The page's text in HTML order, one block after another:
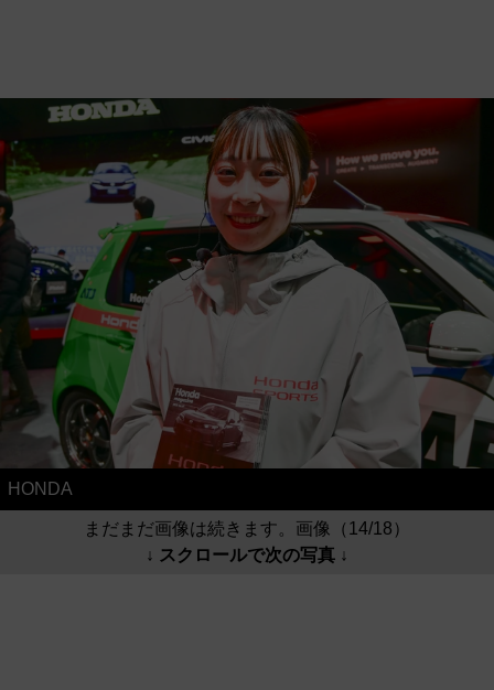
HONDA
まだまだ画像は続きます。画像（14/18）
↓ スクロールで次の写真 ↓